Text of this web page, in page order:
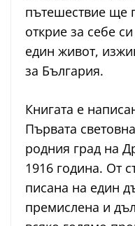
пътешествие ще
открие за себе
един живот,
за България.
Книгата е
Първата
родния град на
1916 година. От
писана на един
премислена и